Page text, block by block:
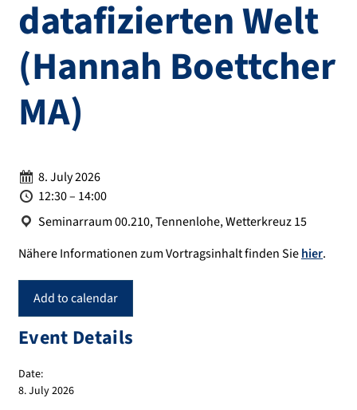
datafizierten Welt
(Hannah Boettcher
MA)
Date:
8. July 2026
Time:
12:30 – 14:00
Location:
Seminarraum 00.210, Tennenlohe, Wetterkreuz 15
Nähere Informationen zum Vortragsinhalt finden Siehier.
Add to calendar
Event Details
Date:
8. July 2026